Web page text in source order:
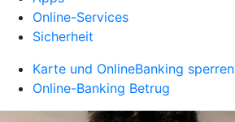
Online-Services
Sicherheit
Karte und OnlineBanking sperren
Online-Banking Betrug